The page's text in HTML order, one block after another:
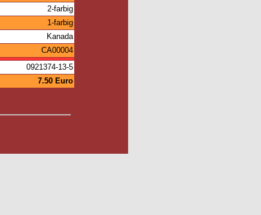
2-farbig
1-farbig
Kanada
CA00004
0921374-13-5
7.50 Euro